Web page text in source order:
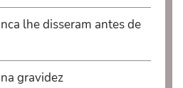
lhe disseram antes de
gravidez